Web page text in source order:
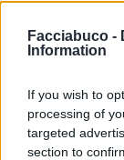
Facciabuco -
Information
If you wish to
processing of
targeted
section to
fare tipo
che stanno
casi in cui
sempre
vendetta
che sta